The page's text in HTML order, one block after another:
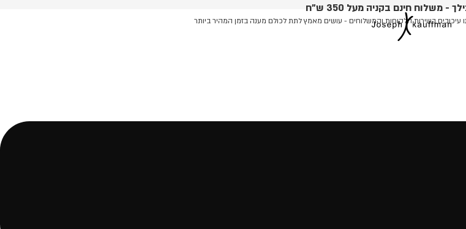
- משלוח חינם בקניה מעל 350 ש"ח
עיכובים בשירות הלקוחות והמשלוחים - עושים מאמץ לתת לכולם מענה בזמן המהיר ביותר